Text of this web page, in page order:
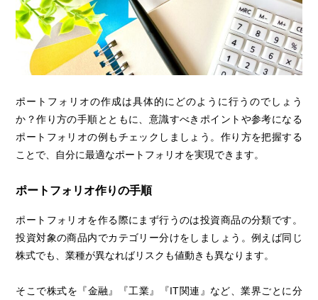
ポートフォリオの作成は具体的にどのように行うのでしょう
か？作り方の手順とともに、意識すべきポイントや参考になる
ポートフォリオの例もチェックしましょう。作り方を把握する
ことで、自分に最適なポートフォリオを実現できます。
ポートフォリオ作りの手順
ポートフォリオを作る際にまず行うのは投資商品の分類です。
投資対象の商品内でカテゴリー分けをしましょう。例えば同じ
株式でも、業種が異なればリスクも値動きも異なります。
そこで株式を『金融』『工業』『IT関連』など、業界ごとに分